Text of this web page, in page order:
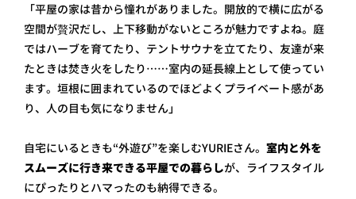
「平屋の家は昔から憧れがありました。開放的で横に広がる
空間が贅沢だし、上下移動がないところが魅力ですよね。庭
ではハーブを育てたり、テントサウナを立てたり、友達が来
たときは焚き火をしたり……室内の延長線上として使ってい
ます。垣根に囲まれているのでほどよくプライベート感があ
り、人の目も気になりません」
自宅にいるときも“外遊び”を楽しむYURIEさん。 室内と外を
スムーズに行き来できる平屋での暮らしが、ライフスタイル
にぴったりとハマったのも納得できる。